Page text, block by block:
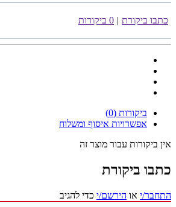
כתבו ביקורת | 0 ביקורות
ביקורות (0)
אפשרויות איסוף ומשלוח
אין ביקורות עבור מוצר זה
כתבו ביקורת
התחבר/י או הירשם/י כדי להגיב